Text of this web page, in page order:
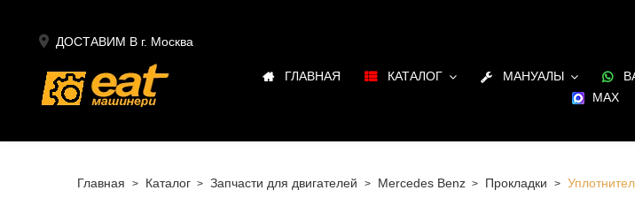
 ДОСТАВИМ В г. Москва
ГЛАВНАЯ КАТАЛОГ МАНУАЛЫ
MAX
Главная Каталог Запчасти для двигателей Mercedes Benz Прокладки